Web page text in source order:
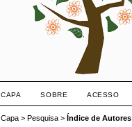
CAPA SOBRE ACESSO
Capa >Pesquisa >Índice de Autores